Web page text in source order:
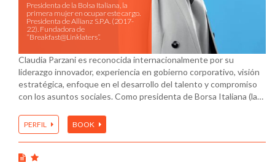
Presidenta de la Bolsa Italiana, la
primera mujer en ocupar este cargo.
Presidenta de Allianz S.P.A. (2017-
22). Fundadora de
“Breakfast@Linklaters”.
Claudia Parzani es reconocida internacionalmente por su
liderazgo innovador, experiencia en gobierno corporativo, visión
estratégica, enfoque en el desarrollo del talento y compromiso
con los asuntos sociales. Como presidenta de Borsa Italiana (la…
PERFIL BOOK